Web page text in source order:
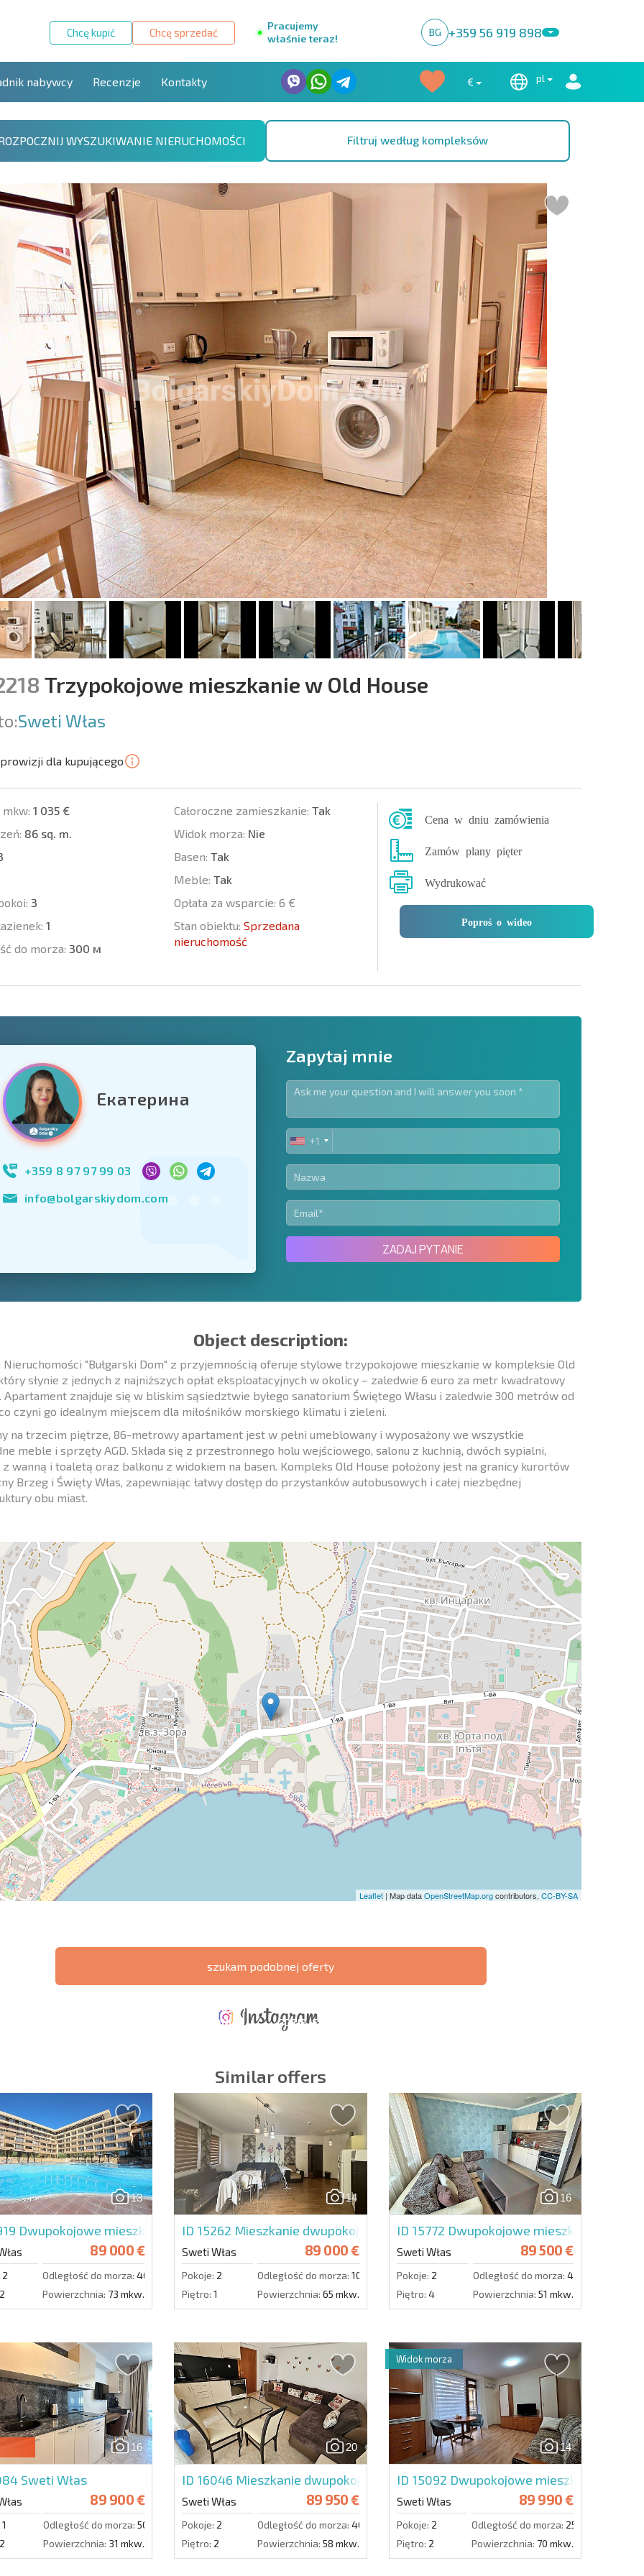
Chcę kupić Chcę sprzedać
Pracujemy
właśnie teraz!
BG +359 56 919 898
nabywcy Recenzje Kontakty € pl
WYSZUKIWANIE NIERUCHOMOŚCI Filtruj według kompleksów
Trzypokojowe mieszkanie w Old House
Sweti Włas
dla kupującego
mkw: 1 035 €
86 sq. m.
3
1
do morza: 300 м
Całoroczne zamieszkanie: Tak
Widok morza: Nie
Basen: Tak
Meble: Tak
Opłata za wsparcie: 6 €
Stan obiektu: Sprzedana
nieruchomość
Cena w dniu zamówienia
Zamów plany pięter
Wydrukować
Poproś o wideo
Zapisz się do newslettera | Klikając przycisk, wyrażasz zgodę na
wykorzystanie swoich danych.
Wyślij wiadomość
Екатерина
+359 8 97 97 99 03
info@bolgarskiydom.com
Zapytaj mnie
UNITED
STATES
+1
+1
ZADAJ PYTANIE
Object description:
Nieruchomości "Bułgarski Dom" z przyjemnością oferuje stylowe trzypokojowe mieszkanie w kompleksie Old
słynie z jednych z najniższych opłat eksploatacyjnych w okolicy – ​​zaledwie 6 euro za metr kwadratowy
Apartament znajduje się w bliskim sąsiedztwie byłego sanatorium Świętego Własu i zaledwie 300 metrów od
czyni go idealnym miejscem dla miłośników morskiego klimatu i zieleni.
na trzecim piętrze, 86-metrowy apartament jest w pełni umeblowany i wyposażony we wszystkie
meble i sprzęty AGD. Składa się z przestronnego holu wejściowego, salonu z kuchnią, dwóch sypialni,
z wanną i toaletą oraz balkonu z widokiem na basen. Kompleks Old House położony jest na granicy kurortów
Brzeg i Święty Włas, zapewniając łatwy dostęp do przystanków autobusowych i całej niezbędnej
obu miast.
Leaflet | Map dataOpenStreetMap.orgcontributors, CC-BY-SA
szukam podobnej oferty
Zapisz się do newslettera | Klikając przycisk, wyrażasz zgodę na
wykorzystanie swoich danych.
Wyślij wiadomość
ROCZNE KOSZTY
UTRZYMANIA
GDZIE JEST 6%
Similar offers
13
Dwupokojowe mieszkanie w Luxor
89 000 €
2 Odległość do morza: 400 m.
2 Powierzchnia: 73 mkw.
14
ID 15262 Mieszkanie dwupokojowe w Amphora
Sweti Włas 89 000 €
Pokoje: 2 Odległość do morza: 100 m.
Piętro: 1 Powierzchnia: 65 mkw.
16
ID 15772 Dwupokojowe mieszkanie w
Sweti Włas 89 500 €
Pokoje: 2 Odległość do morza: 400 m.
Piętro: 4 Powierzchnia: 51 mkw.
16
Sweti Włas
89 900 €
1 Odległość do morza: 50 m.
2 Powierzchnia: 31 mkw.
20
ID 16046 Mieszkanie dwupokojowe w Compass
Sweti Włas 89 950 €
Pokoje: 2 Odległość do morza: 400 m.
Piętro: 2 Powierzchnia: 58 mkw.
14
ID 15092 Dwupokojowe mieszkanie w
Sweti Włas 89 990 €
Pokoje: 2 Odległość do morza: 250 m.
Piętro: 2 Powierzchnia: 70 mkw.
Widok morza